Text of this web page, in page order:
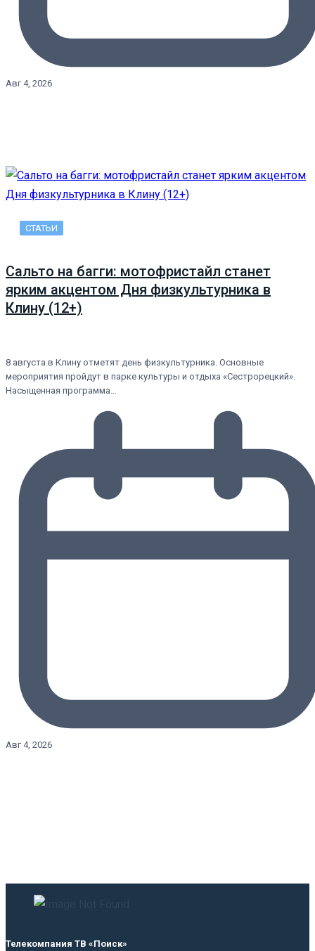
Авг 4, 2026
СТАТЬИ
Сальто на багги: мотофристайл станет
ярким акцентом Дня физкультурника в
Клину (12+)
8 августа в Клину отметят день физкультурника. Основные
мероприятия пройдут в парке культуры и отдыха «Сестрорецкий».
Насыщенная программа…
Авг 4, 2026
Телекомпания ТВ «Поиск»